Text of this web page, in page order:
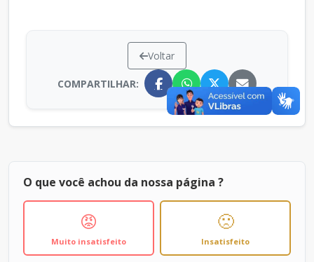
Voltar
COMPARTILHAR:
O que você achou da nossa página ?
😡
Muito insatisfeito
🙁
Insatisfeito